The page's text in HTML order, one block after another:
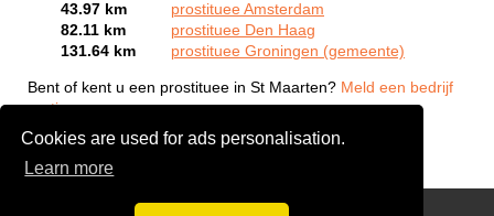
Cookies are used for ads personalisation.
Learn more
43.97 km
prostituee Amsterdam
82.11 km
prostituee Den Haag
131.64 km
prostituee Groningen (gemeente)
Bent of kent u een prostituee in St Maarten? Meld een bedrijf
gratis aan